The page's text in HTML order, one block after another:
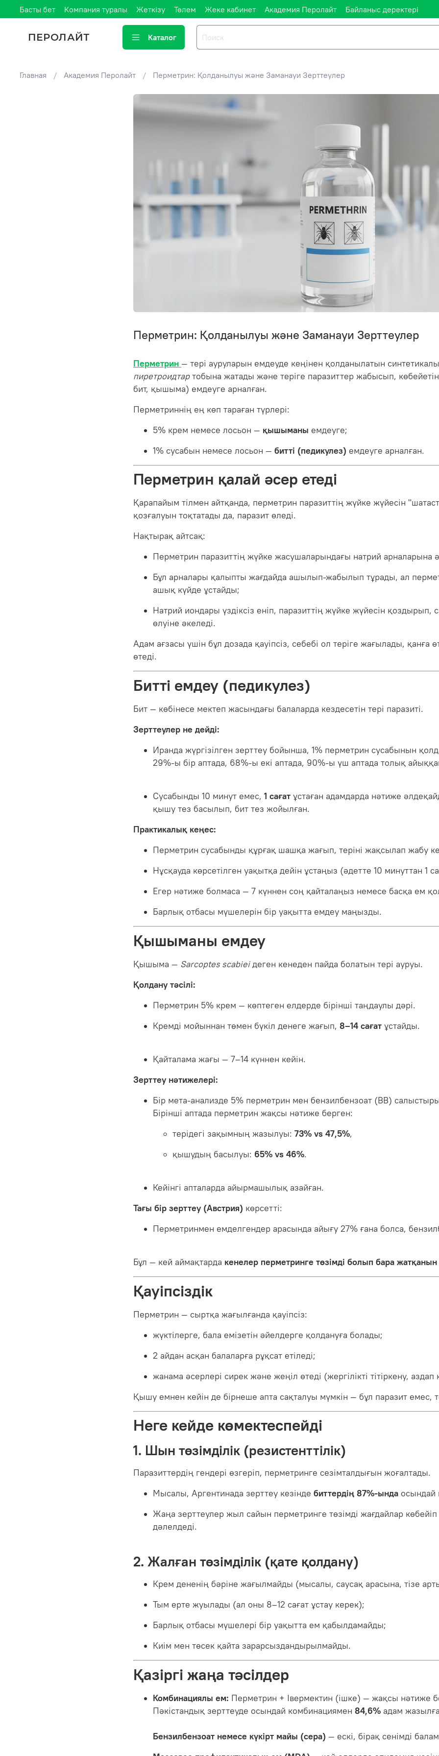
Басты бет Компания туралы Жеткізу Төлем Жеке кабинет Академия Перолайт Байланыс деректері
ПЕРОЛАЙТ Каталог
Главная Академия Перолайт Перметрин: Қолданылуы және Заманауи Зерттеулер
Перметрин: Қолданылуы және Заманауи Зерттеулер
Перметрин — тері ауруларын емдеуде кеңінен қолданылатын
пиретроидтартобына жатады және теріге паразиттер жабысып,
бит, қышыма) емдеуге арналған.
Перметриннің ең көп тараған түрлері:
5% крем немесе лосьон — қышыманы емдеуге;
1% сусабын немесе лосьон — битті (педикулез) емдеуге арналған.
Перметрин қалай әсер етеді
Қарапайым тілмен айтқанда, перметрин паразиттің жүйке жүйесін
қозғалуын тоқтатады да, паразит өледі.
Нақтырақ айтсақ:
Перметрин паразиттің жүйке жасушаларындағы натрий арналарына
Бұл арналары қалыпты жағдайда ашылып-жабылып тұрады, ал
ашық күйде ұстайды;
Натрий иондары үздіксіз еніп, паразиттің жүйке жүйесін қоздырып,
өлуіне әкеледі.
Адам ағзасы үшін бұл дозада қауіпсіз, себебі ол теріге жағылады, қанға
өтеді.
Битті емдеу (педикулез)
Бит — көбінесе мектеп жасындағы балаларда кездесетін тері паразиті.
Зерттеулер не дейді:
Иранда жүргізілген зерттеу бойынша, 1% перметрин сусабынын
29%-ы бір аптада, 68%-ы екі аптада, 90%-ы үш аптада толық
Сусабынды 10 минут емес, 1 сағат ұстаған адамдарда нәтиже
қышу тез басылып, бит тез жойылған.
Практикалық кеңес:
Перметрин сусабынды құрғақ шашқа жағып, теріні жақсылап жабу
Нұсқауда көрсетілген уақытқа дейін ұстаңыз (әдетте 10 минуттан 1
Егер нәтиже болмаса — 7 күннен соң қайталаңыз немесе басқа ем
Барлық отбасы мүшелерін бір уақытта емдеу маңызды.
Қышыманы емдеу
Қышыма — Sarcoptes scabieiдеген кенеден пайда болатын тері ауруы.
Қолдану тәсілі:
Перметрин 5% крем — көптеген елдерде бірінші таңдаулы дәрі.
Кремді мойыннан төмен бүкіл денеге жағып, 8–14 сағат ұстайды.
Қайталама жағы — 7–14 күннен кейін.
Зерттеу нәтижелері:
Бір мета-анализде 5% перметрин мен бензилбензоат (BB)
Бірінші аптада перметрин жақсы нәтиже берген:
терідегі зақымның жазылуы: 73% vs 47,5%,
қышудың басылуы: 65% vs 46%.
Кейінгі апталарда айырмашылық азайған.
Тағы бір зерттеу (Австрия) көрсетті:
Перметринмен емделгендер арасында айығу 27% ғана болса,
Бұл — кей аймақтарда кенелер перметринге төзімді болып бара жатқанын
Қауіпсіздік
Перметрин — сыртқа жағылғанда қауіпсіз:
жүктілерге, бала емізетін әйелдерге қолдануға болады;
2 айдан асқан балаларға рұқсат етіледі;
жанама әсерлері сирек және жеңіл өтеді (жергілікті тітіркену, аздап
Қышу емнен кейін де бірнеше апта сақталуы мүмкін — бұл паразит емес,
Неге кейде көмектеспейді
1. Шын төзімділік (резистенттілік)
Паразиттердің гендері өзгеріп, перметринге сезімталдығын жоғалтады.
Мысалы, Аргентинада зерттеу кезінде биттердің 87%-ында осындай
Жаңа зерттеулер жыл сайын перметринге төзімді жағдайлар
дәлелдеді.
2. Жалған төзімділік (қате қолдану)
Крем дененің бәріне жағылмайды (мысалы, саусақ арасына, тізе
Тым ерте жуылады (ал оны 8–12 сағат ұстау керек);
Барлық отбасы мүшелері бір уақытта ем қабылдамайды;
Киім мен төсек қайта зарарсыздандырылмайды.
Қазіргі жаңа тәсілдер
Комбинациялы ем: Перметрин + Івермектин (ішке) — жақсы нәтиже
Пәкістандық зерттеуде осындай комбинациямен 84,6% адам
Бензилбензоат немесе күкірт майы (сера) — ескі, бірақ сенімді